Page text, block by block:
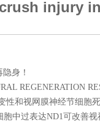
injury
身！
REGENERATION
性和视网膜神经节细
中过表达ND1可改善